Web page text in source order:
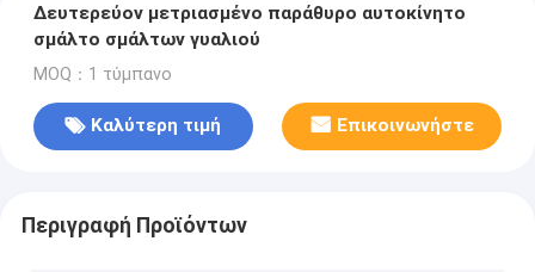
Δευτερεύον μετριασμένο παράθυρο αυτοκίνητο
σμάλτο σμάλτων γυαλιού
MOQ：1 τύμπανο
Καλύτερη τιμή Επικοινωνήστε
Περιγραφή Προϊόντων